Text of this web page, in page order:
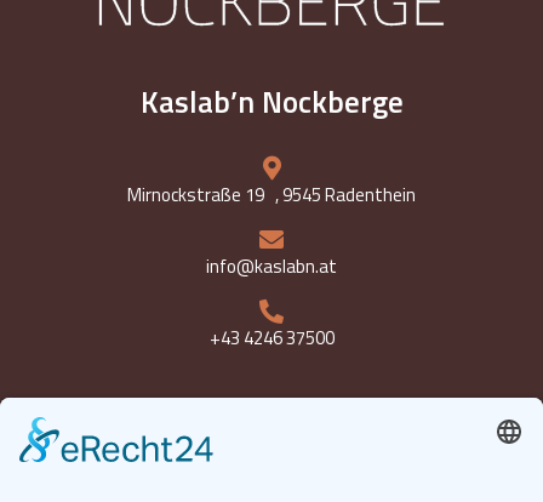
Kaslab’n Nockberge
Mirnockstraße 19 , 9545 Radenthein
info@kaslabn.at
+43 4246 37500
Öffnungszeiten